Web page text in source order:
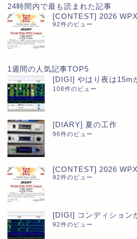
24時間内で最も読まれた記事
[CONTEST] 2026
92件のビュー
1週間の人気記事TOP5
[DIGI] やはり夜は15m
108件のビュー
[DIARY] 夏の工作
96件のビュー
[CONTEST] 2026
92件のビュー
[DIGI] コンディション
92件のビュー